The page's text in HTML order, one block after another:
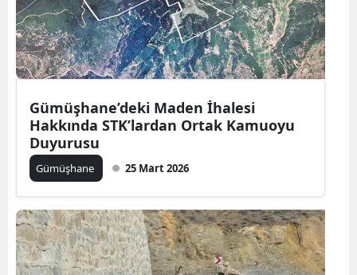
Samsun
Siirt
Sivas
Trabzon
Tunceli
Gümüşhane’deki Maden İhalesi
Hakkında STK’lardan Ortak Kamuoyu
Duyurusu
Gümüşhane 25 Mart 2026